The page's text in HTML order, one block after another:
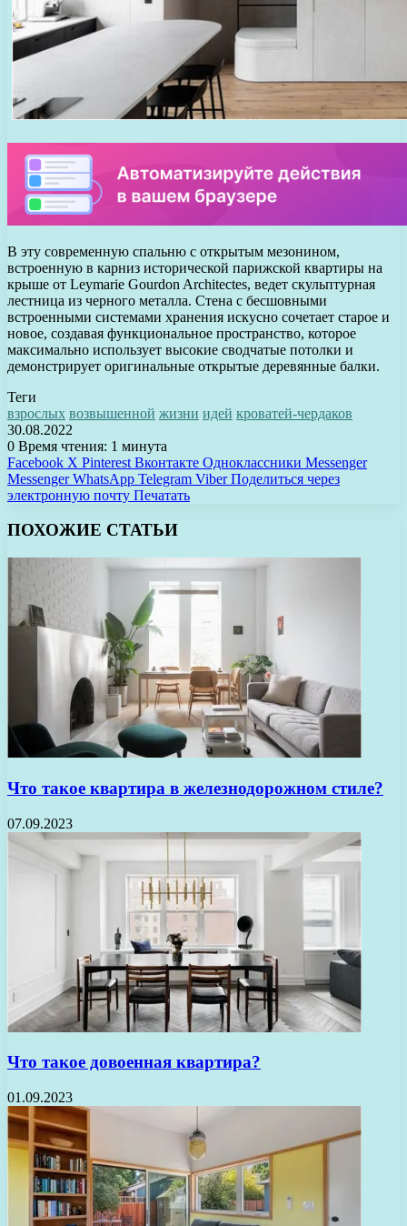
В эту современную спальню с открытым мезонином,
встроенную в карниз исторической парижской квартиры на
крыше от Leymarie Gourdon Architectes, ведет скульптурная
лестница из черного металла. Стена с бесшовными
встроенными системами хранения искусно сочетает старое и
новое, создавая функциональное пространство, которое
максимально использует высокие сводчатые потолки и
демонстрирует оригинальные открытые деревянные балки.
Теги
взрослых возвышенной жизни идей кроватей-чердаков
30.08.2022
0 Время чтения: 1 минута
Facebook X Pinterest Вконтакте Одноклассники Messenger
Messenger WhatsApp Telegram Viber Поделиться через
электронную почту Печатать
ПОХОЖИЕ СТАТЬИ
Что такое квартира в железнодорожном стиле?
07.09.2023
Что такое довоенная квартира?
01.09.2023